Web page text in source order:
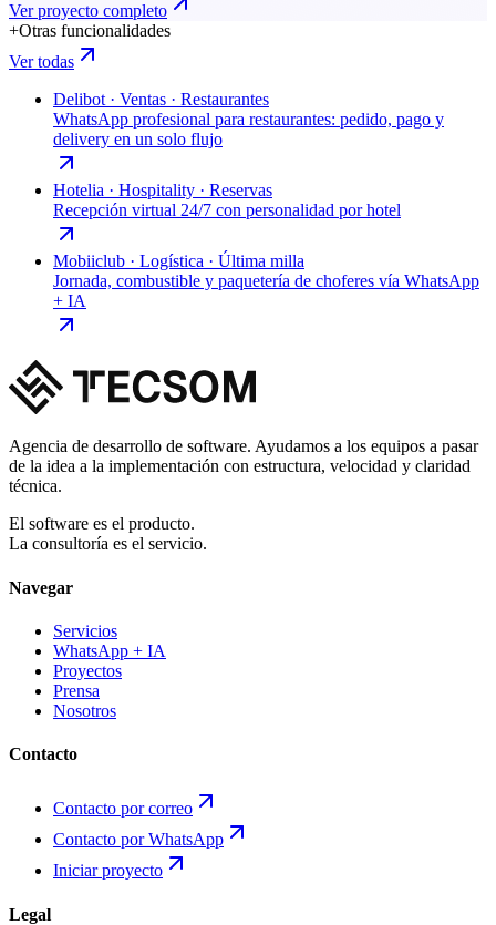
Ver proyecto completo
+Otras funcionalidades
Ver todas
Delibot · Ventas · Restaurantes
WhatsApp profesional para restaurantes: pedido, pago y
delivery en un solo flujo
Hotelia · Hospitality · Reservas
Recepción virtual 24/7 con personalidad por hotel
Mobiiclub · Logística · Última milla
Jornada, combustible y paquetería de choferes vía WhatsApp
+ IA
Agencia de desarrollo de software. Ayudamos a los equipos a pasar
de la idea a la implementación con estructura, velocidad y claridad
técnica.
El software es el producto.
La consultoría es el servicio.
Navegar
Servicios
WhatsApp + IA
Proyectos
Prensa
Nosotros
Contacto
Contacto por correo
Contacto por WhatsApp
Iniciar proyecto
Legal